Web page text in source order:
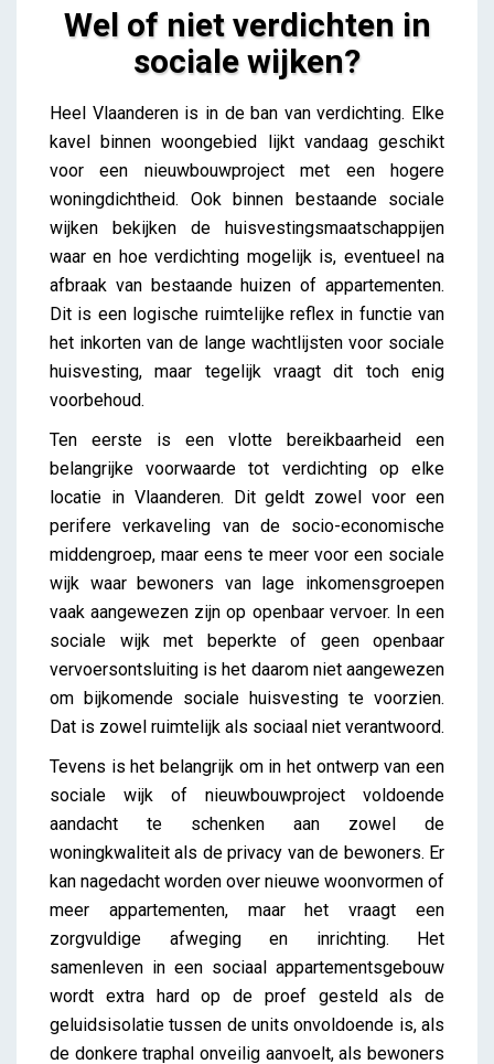
Wel of niet verdichten in
sociale wijken?
Wel of niet verdichten in sociale wijken?
Heel Vlaanderen is in de ban van verdichting. Elke
kavel binnen woongebied lijkt vandaag geschikt
voor een nieuwbouwproject met een hogere
woningdichtheid. Ook binnen bestaande sociale
wijken bekijken de huisvestingsmaatschappijen
waar en hoe verdichting mogelijk is, eventueel na
afbraak van bestaande huizen of appartementen.
Dit is een logische ruimtelijke reflex in functie van
het inkorten van de lange wachtlijsten voor sociale
huisvesting, maar tegelijk vraagt dit toch enig
voorbehoud.
Ten eerste is een vlotte bereikbaarheid een
belangrijke voorwaarde tot verdichting op elke
locatie in Vlaanderen. Dit geldt zowel voor een
perifere verkaveling van de socio-economische
middengroep, maar eens te meer voor een sociale
wijk waar bewoners van lage inkomensgroepen
vaak aangewezen zijn op openbaar vervoer. In een
sociale wijk met beperkte of geen openbaar
vervoersontsluiting is het daarom niet aangewezen
om bijkomende sociale huisvesting te voorzien.
Dat is zowel ruimtelijk als sociaal niet verantwoord.
Tevens is het belangrijk om in het ontwerp van een
sociale wijk of nieuwbouwproject voldoende
aandacht te schenken aan zowel de
woningkwaliteit als de privacy van de bewoners. Er
kan nagedacht worden over nieuwe woonvormen of
meer appartementen, maar het vraagt een
zorgvuldige afweging en inrichting. Het
samenleven in een sociaal appartementsgebouw
wordt extra hard op de proef gesteld als de
geluidsisolatie tussen de units onvoldoende is, als
de donkere traphal onveilig aanvoelt, als bewoners